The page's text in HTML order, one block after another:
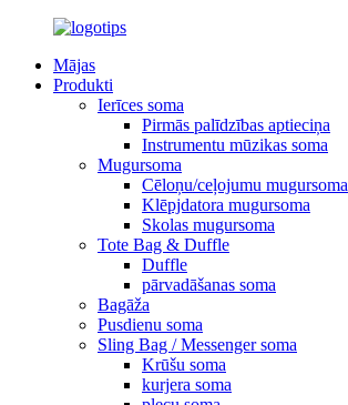
Mājas
Produkti
Ierīces soma
Pirmās palīdzības aptieciņa
Instrumentu mūzikas soma
Mugursoma
Cēloņu/ceļojumu mugursoma
Klēpjdatora mugursoma
Skolas mugursoma
Tote Bag & Duffle
Duffle
pārvadāšanas soma
Bagāža
Pusdienu soma
Sling Bag / Messenger soma
Krūšu soma
kurjera soma